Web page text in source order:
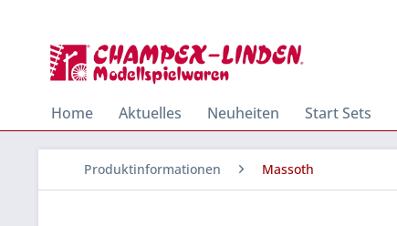
Home Aktuelles Neuheiten Start Sets
Produktinformationen Massoth